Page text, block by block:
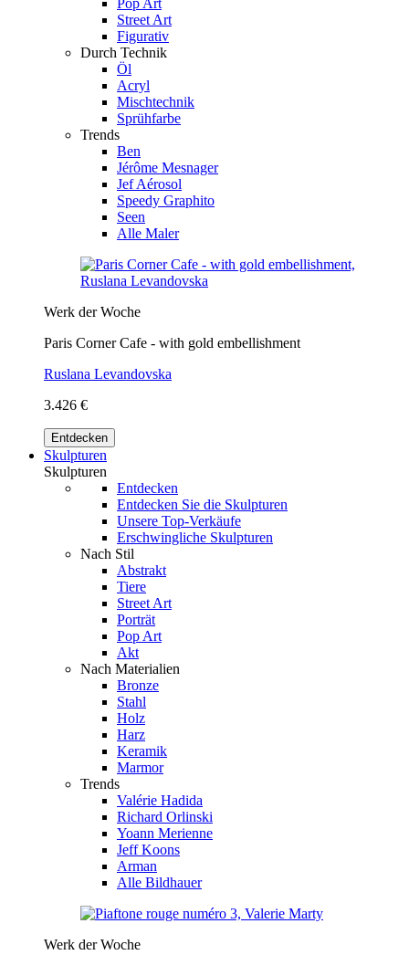
Street Art
Figurativ
Durch Technik
Öl
Acryl
Mischtechnik
Sprühfarbe
Trends
Ben
Jérôme Mesnager
Jef Aérosol
Speedy Graphito
Seen
Alle Maler
Werk der Woche
Paris Corner Cafe - with gold embellishment
Ruslana Levandovska
3.426 €
Entdecken
Skulpturen
Skulpturen
Entdecken
Entdecken Sie die Skulpturen
Unsere Top-Verkäufe
Erschwingliche Skulpturen
Nach Stil
Abstrakt
Tiere
Street Art
Porträt
Pop Art
Akt
Nach Materialien
Bronze
Stahl
Holz
Harz
Keramik
Marmor
Trends
Valérie Hadida
Richard Orlinski
Yoann Merienne
Jeff Koons
Arman
Alle Bildhauer
Werk der Woche